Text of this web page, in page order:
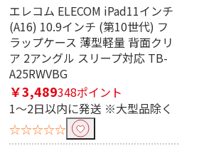
エレコム ELECOM iPad11インチ
(A16) 10.9インチ (第10世代) フ
ラップケース 薄型軽量 背面クリ
ア 2アングル スリープ対応 TB-
A25RWVBG
￥3,489348ポイント
1～2日以内に発送 ※大型品除く
☆☆☆☆☆